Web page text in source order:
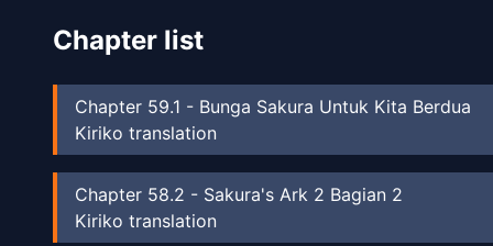
Chapter list
Chapter 59.1 - Bunga Sakura Untuk Kita Berdua
Kiriko translation
Chapter 58.2 - Sakura's Ark 2 Bagian 2
Kiriko translation